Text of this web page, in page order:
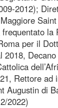
2012);
la
per il
2018,
Rettore ad
Augustin di
2022)